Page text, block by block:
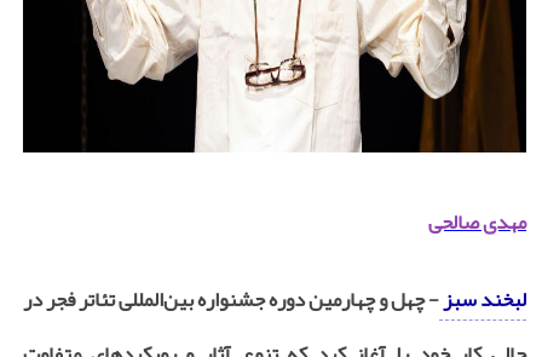
مهدی صالحی
لبخند سبز- چهل و چهارمین دوره جشنواره بین‌المللی تئاتر فجر در